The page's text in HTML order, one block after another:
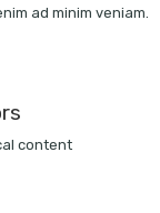
ad minim veniam.
content